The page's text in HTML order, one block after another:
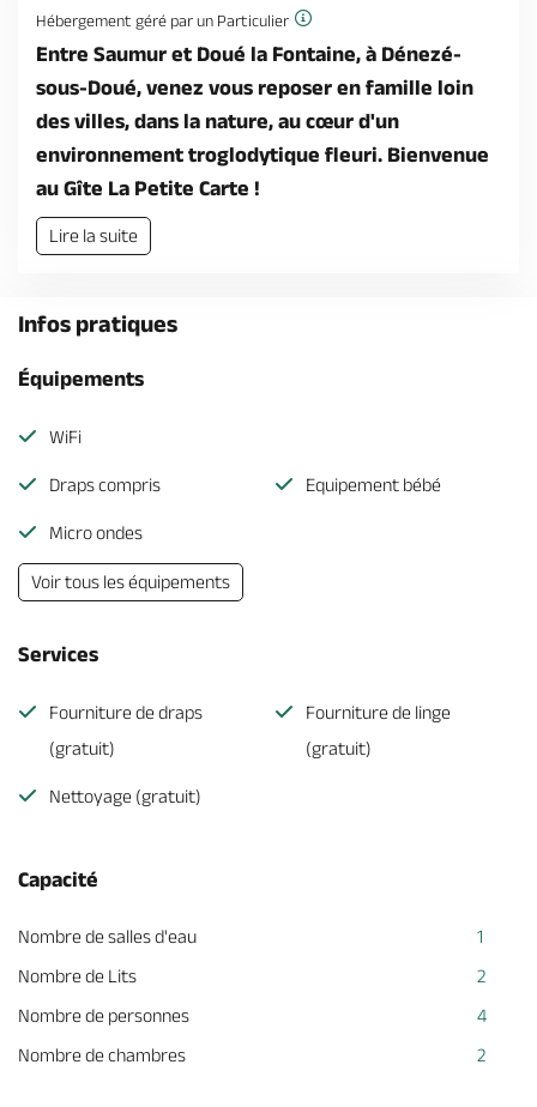
Hébergement géré par un Particulier
Entre Saumur et Doué la Fontaine, à Dénezé-
sous-Doué, venez vous reposer en famille loin
des villes, dans la nature, au cœur d'un
environnement troglodytique fleuri. Bienvenue
au Gîte La Petite Carte !
Lire la suite
Infos pratiques
Équipements
WiFi
Draps compris Equipement bébé
Micro ondes
Voir tous les équipements
Services
Fourniture de draps
(gratuit)
Fourniture de linge
(gratuit)
Nettoyage (gratuit)
Capacité
Nombre de salles d'eau
1
Nombre de Lits
2
Nombre de personnes
4
Nombre de chambres
2